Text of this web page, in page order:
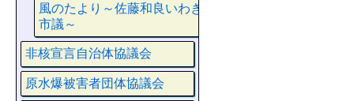
風のたより～佐藤和良いわき
市議～
非核宣言自治体協議会
原水爆被害者団体協議会